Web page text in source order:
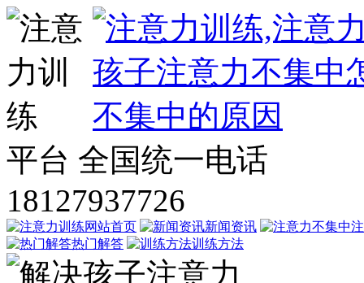
平台 全国统一电话
18127937726
网站首页 新闻资讯
热门解答
训练方法